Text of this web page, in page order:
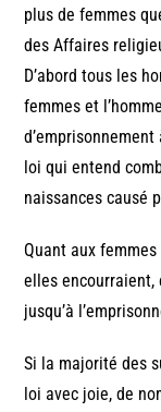
plus de femmes
des Affaires
D’abord tous les
femmes et
loi qui entend
naissances causé
Quant aux
elles encourraient,
jusqu’à
Si la majorité des
loi avec joie, de